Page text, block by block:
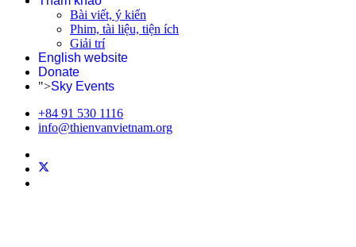
Bài viết, ý kiến
Phim, tài liệu, tiện ích
Giải trí
English website
Donate
">Sky Events
+84 91 530 1116
info@thienvanvietnam.org